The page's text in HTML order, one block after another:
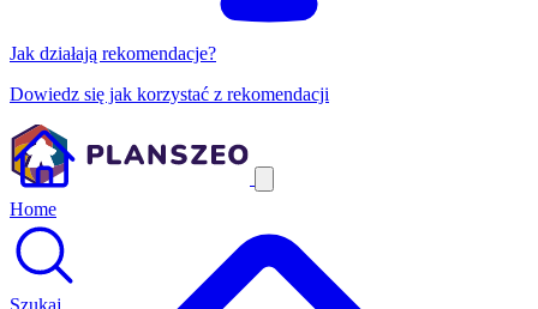
Jak działają rekomendacje?
Dowiedz się jak korzystać z rekomendacji
Home
Szukaj